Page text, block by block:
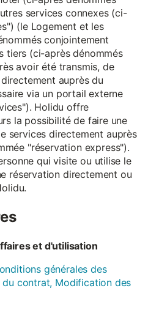
services connexes (ci-
(le Logement et les
conjointement
tiers (ci-après dénommés
avoir été transmis, de
auprès du
via un portail externe
Holidu offre
la possibilité de faire une
services directement auprès
"réservation express").
qui visite ou utilise le
réservation directement ou
et d'utilisation
générales des
du contrat, Modification des